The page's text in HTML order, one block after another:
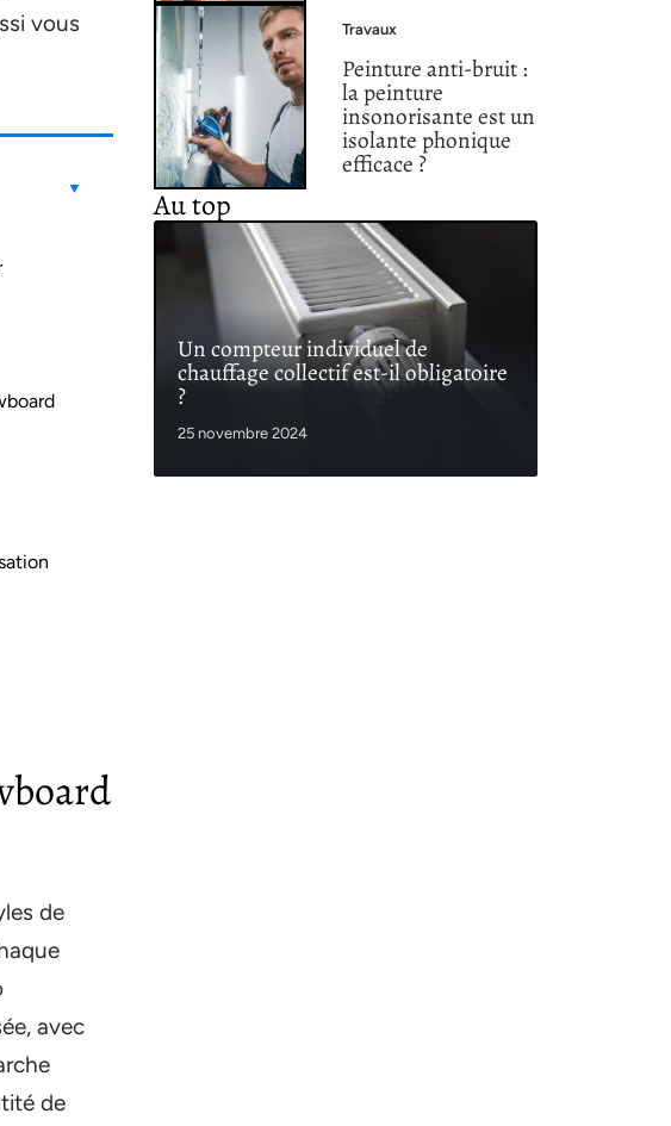
vous
de
avec
de
Travaux
Peinture anti-bruit :
la peinture
insonorisante est un
isolante phonique
efficace ?
Au top
Un compteur individuel de
chauffage collectif est-il obligatoire
?
25 novembre 2024